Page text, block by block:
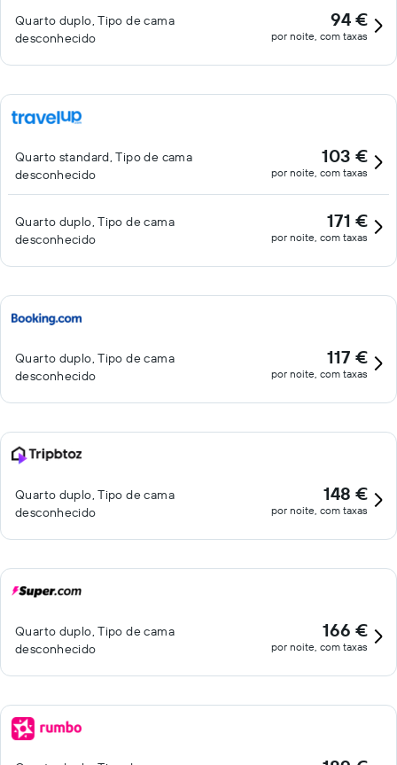
Quarto duplo, Tipo de cama
desconhecido
94 €
por noite, com taxas
Quarto standard, Tipo de cama
desconhecido
103 €
por noite, com taxas
Quarto duplo, Tipo de cama
desconhecido
171 €
por noite, com taxas
Quarto duplo, Tipo de cama
desconhecido
117 €
por noite, com taxas
Quarto duplo, Tipo de cama
desconhecido
148 €
por noite, com taxas
Quarto duplo, Tipo de cama
desconhecido
166 €
por noite, com taxas